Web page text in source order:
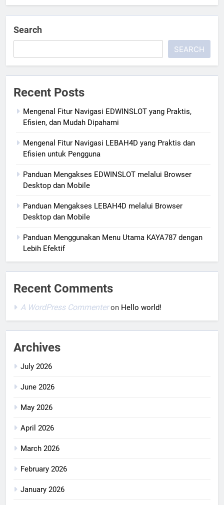
Search
SEARCH
Recent Posts
Mengenal Fitur Navigasi EDWINSLOT yang Praktis,
Efisien, dan Mudah Dipahami
Mengenal Fitur Navigasi LEBAH4D yang Praktis dan
Efisien untuk Pengguna
Panduan Mengakses EDWINSLOT melalui Browser
Desktop dan Mobile
Panduan Mengakses LEBAH4D melalui Browser
Desktop dan Mobile
Panduan Menggunakan Menu Utama KAYA787 dengan
Lebih Efektif
Recent Comments
A WordPress Commenteron Hello world!
Archives
July 2026
June 2026
May 2026
April 2026
March 2026
February 2026
January 2026